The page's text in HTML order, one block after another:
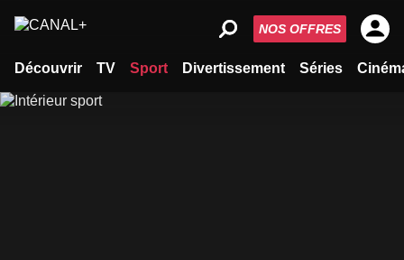
Découvrir TV Sport Divertissement Séries
NOS OFFRES